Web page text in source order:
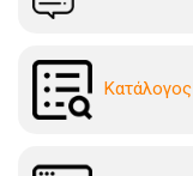
Kατάλογoς